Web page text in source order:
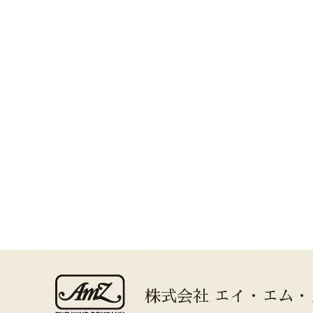
株式会社 エイ・エム・